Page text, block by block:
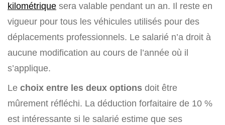
kilométrique sera valable pendant un an. Il reste en
vigueur pour tous les véhicules utilisés pour des
déplacements professionnels. Le salarié n’a droit à
aucune modification au cours de l’année où il
s’applique.
Le choix entre les deux options doit être
mûrement réfléchi. La déduction forfaitaire de 10 %
est intéressante si le salarié estime que ses